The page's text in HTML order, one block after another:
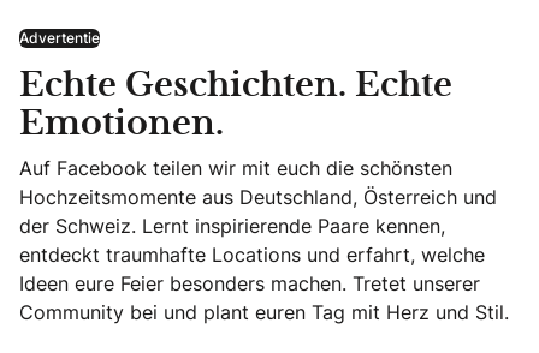
Advertentie
Echte Geschichten. Echte
Emotionen.
Auf Facebook teilen wir mit euch die schönsten
Hochzeitsmomente aus Deutschland, Österreich und
der Schweiz. Lernt inspirierende Paare kennen,
entdeckt traumhafte Locations und erfahrt, welche
Ideen eure Feier besonders machen. Tretet unserer
Community bei und plant euren Tag mit Herz und Stil.